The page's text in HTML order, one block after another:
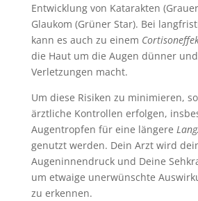
Entwicklung von Katarakten
Glaukom (Grüner Star). Bei
kann es auch zu einem
die Haut um die Augen dünner
Verletzungen macht.
Um diese Risiken zu minimieren,
ärztliche Kontrollen erfolgen,
Augentropfen für eine längere
genutzt werden. Dein Arzt wird
Augeninnendruck und Deine
um etwaige unerwünschte
zu erkennen.